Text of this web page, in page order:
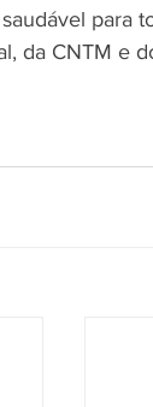
para
da CNTM e